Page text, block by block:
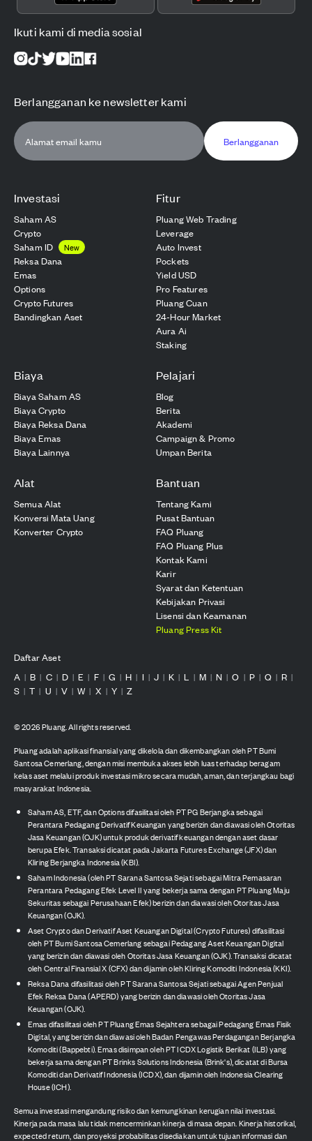
Investasi
Saham AS
Crypto
Saham ID
New
Reksa Dana
Emas
Options
Crypto Futures
Bandingkan Aset
Fitur
Pluang Web Trading
Leverage
Auto Invest
Pockets
Yield USD
Pro Features
Pluang Cuan
24-Hour Market
Aura Ai
Staking
Biaya
Biaya Saham AS
Biaya Crypto
Biaya Reksa Dana
Biaya Emas
Biaya Lainnya
Pelajari
Blog
Berita
Akademi
Campaign & Promo
Umpan Berita
Alat
Semua Alat
Konversi Mata Uang
Konverter Crypto
Bantuan
Tentang Kami
Pusat Bantuan
FAQ Pluang
FAQ Pluang Plus
Kontak Kami
Karir
Syarat dan Ketentuan
Kebijakan Privasi
Lisensi dan Keamanan
Pluang Press Kit
Ikuti kami di media sosial
Berlangganan ke newsletter kami
Berlangganan
Daftar Aset
A | B | C | D | E | F | G | H | I | J | K | L | M | N | O | P | Q | R |
S | T | U | V | W | X | Y | Z
©2026Pluang. All rights reserved.
Pluang adalah aplikasi finansial yang dikelola dan dikembangkan oleh PT Bumi
Santosa Cemerlang, dengan misi membuka akses lebih luas terhadap beragam
kelas aset melalui produk investasi mikro secara mudah, aman, dan terjangkau bagi
masyarakat Indonesia.
Saham AS, ETF, dan Options difasilitasi oleh PT PG Berjangka sebagai
Perantara Pedagang Derivatif Keuangan yang berizin dan diawasi oleh Otoritas
Jasa Keuangan (OJK) untuk produk derivatif keuangan dengan aset dasar
berupa Efek. Transaksi dicatat pada Jakarta Futures Exchange (JFX) dan
Kliring Berjangka Indonesia (KBI).
Saham Indonesia (oleh PT Sarana Santosa Sejati sebagai Mitra Pemasaran
Perantara Pedagang Efek Level II yang bekerja sama dengan PT Pluang Maju
Sekuritas sebagai Perusahaan Efek) berizin dan diawasi oleh Otoritas Jasa
Keuangan (OJK).
Aset Crypto dan Derivatif Aset Keuangan Digital (Crypto Futures) difasilitasi
oleh PT Bumi Santosa Cemerlang sebagai Pedagang Aset Keuangan Digital
yang berizin dan diawasi oleh Otoritas Jasa Keuangan (OJK). Transaksi dicatat
oleh Central Finansial X (CFX) dan dijamin oleh Kliring Komoditi Indonesia (KKI).
Reksa Dana difasilitasi oleh PT Sarana Santosa Sejati sebagai Agen Penjual
Efek Reksa Dana (APERD) yang berizin dan diawasi oleh Otoritas Jasa
Keuangan (OJK).
Emas difasilitasi oleh PT Pluang Emas Sejahtera sebagai Pedagang Emas Fisik
Digital, yang berizin dan diawasi oleh Badan Pengawas Perdagangan Berjangka
Komoditi (Bappebti). Emas disimpan oleh PT ICDX Logistik Berikat (ILB) yang
bekerja sama dengan PT Brinks Solutions Indonesia (Brink's), dicatat di Bursa
Komoditi dan Derivatif Indonesia (ICDX), dan dijamin oleh Indonesia Clearing
House (ICH).
Semua investasi mengandung risiko dan kemungkinan kerugian nilai investasi.
Kinerja pada masa lalu tidak mencerminkan kinerja di masa depan. Kinerja historikal,
expected return, dan proyeksi probabilitas disediakan untuk tujuan informasi dan